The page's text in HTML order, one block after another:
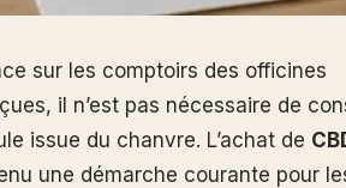
sur les comptoirs des officines
il n’est pas nécessaire de
issue du chanvre. L’achat de
une démarche courante pour